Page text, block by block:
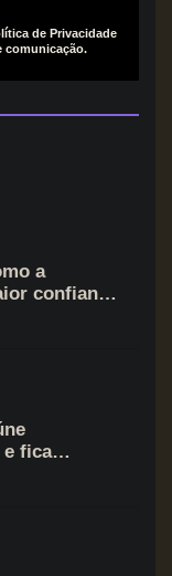
de Privacidade
comunicação.
a
confiança
Igreja e
e fica
contra